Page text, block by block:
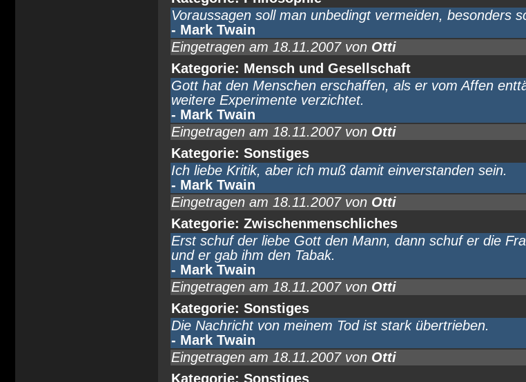
Voraussagen soll man unbedingt vermeiden, besonders
- Mark Twain
Eingetragen am 18.11.2007 von Otti
Kategorie: Mensch und Gesellschaft
Gott hat den Menschen erschaffen, als er vom Affen
weitere Experimente verzichtet.
- Mark Twain
Eingetragen am 18.11.2007 von Otti
Kategorie: Sonstiges
Ich liebe Kritik, aber ich muß damit einverstanden sein.
- Mark Twain
Eingetragen am 18.11.2007 von Otti
Kategorie: Zwischenmenschliches
Erst schuf der liebe Gott den Mann, dann schuf er die
und er gab ihm den Tabak.
- Mark Twain
Eingetragen am 18.11.2007 von Otti
Kategorie: Sonstiges
Die Nachricht von meinem Tod ist stark übertrieben.
- Mark Twain
Eingetragen am 18.11.2007 von Otti
Kategorie: Sonstiges